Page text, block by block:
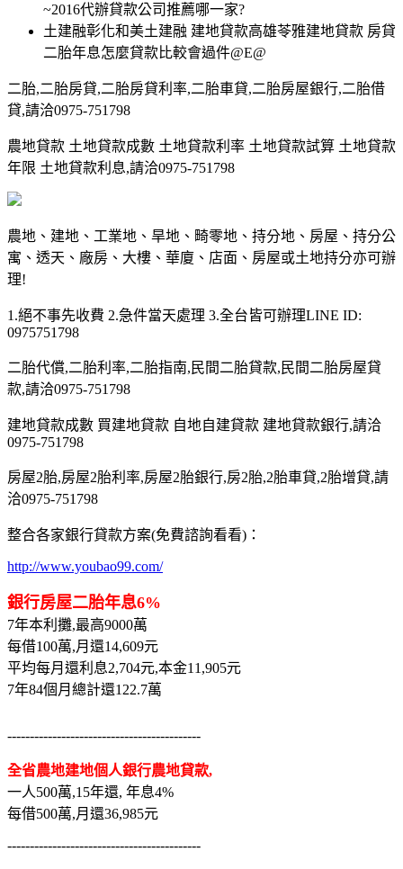
~2016代辦貸款公司推薦哪一家?
土建融彰化和美土建融 建地貸款高雄苓雅建地貸款 房貸
二胎年息怎麼貸款比較會過件@E@
二胎,二胎房貸,二胎房貸利率,二胎車貸,二胎房屋銀行,二胎借
貸,請洽0975-751798
農地貸款 土地貸款成數 土地貸款利率 土地貸款試算 土地貸款
年限 土地貸款利息,請洽0975-751798
農地、建地、工業地、旱地、畸零地、持分地、房屋、持分公
寓、透天、廠房、大樓、華廈、店面、房屋或土地持分亦可辦
理!
1.絕不事先收費 2.急件當天處理 3.全台皆可辦理LINE ID:
0975751798
二胎代償,二胎利率,二胎指南,民間二胎貸款,民間二胎房屋貸
款,請洽0975-751798
建地貸款成數 買建地貸款 自地自建貸款 建地貸款銀行,請洽
0975-751798
房屋2胎,房屋2胎利率,房屋2胎銀行,房2胎,2胎車貸,2胎增貸,請
洽0975-751798
整合各家銀行貸款方案(免費諮詢看看)：
http://www.youbao99.com/
銀行房屋二胎年息6%
7年本利攤,最高9000萬
每借100萬,月還14,609元
平均每月還利息2,704元,本金11,905元
7年84個月總計還122.7萬
-------------------------------------------
全省農地建地個人銀行農地貸款,
一人500萬,15年還, 年息4%
每借500萬,月還36,985元
-------------------------------------------